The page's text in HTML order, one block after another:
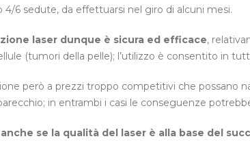
4/6 sedute, da effettuarsi nel giro di alcuni mesi.
laser dunque è sicura ed efficace,
(tumori della pelle); l’utilizzo è consentito in
però a prezzi troppo competitivi che possano
in entrambi i casi le conseguenze
anche se la qualità del laser è alla base del